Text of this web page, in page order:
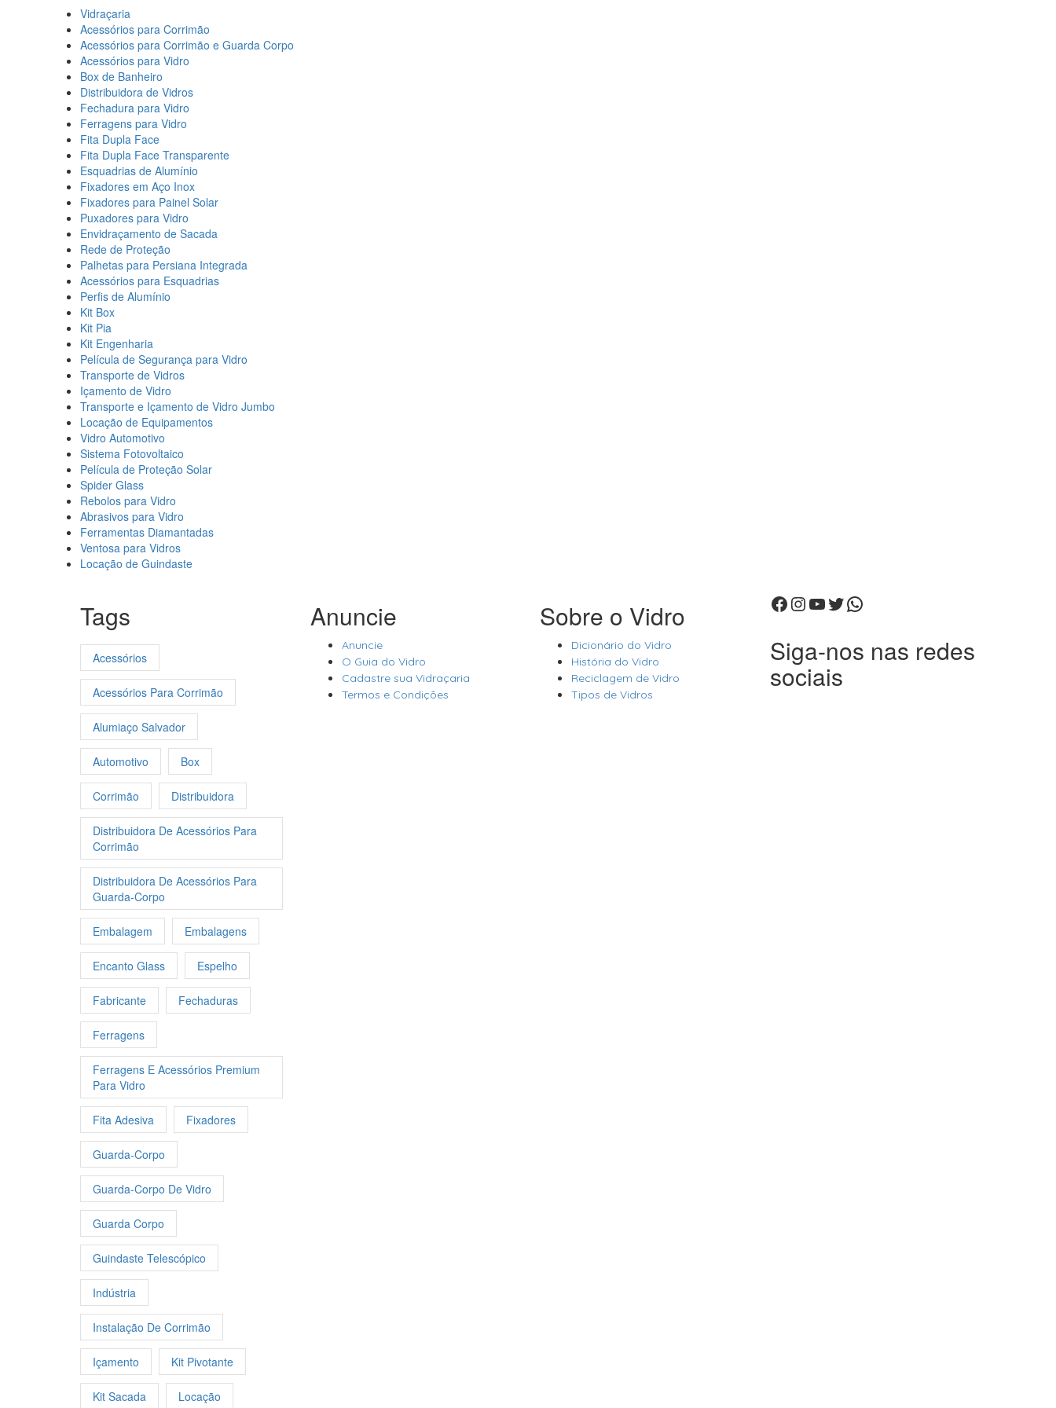
Vidraçaria
Acessórios para Corrimão
Acessórios para Corrimão e Guarda Corpo
Acessórios para Vidro
Box de Banheiro
Distribuidora de Vidros
Fechadura para Vidro
Ferragens para Vidro
Fita Dupla Face
Fita Dupla Face Transparente
Esquadrias de Alumínio
Fixadores em Aço Inox
Fixadores para Painel Solar
Puxadores para Vidro
Envidraçamento de Sacada
Rede de Proteção
Palhetas para Persiana Integrada
Acessórios para Esquadrias
Perfis de Alumínio
Kit Box
Kit Pia
Kit Engenharia
Película de Segurança para Vidro
Transporte de Vidros
Içamento de Vidro
Transporte e Içamento de Vidro Jumbo
Locação de Equipamentos
Vidro Automotivo
Sistema Fotovoltaico
Película de Proteção Solar
Spider Glass
Rebolos para Vidro
Abrasivos para Vidro
Ferramentas Diamantadas
Ventosa para Vidros
Locação de Guindaste
Tags
Acessórios
Acessórios Para Corrimão
Alumiaço Salvador
Automotivo Box
Corrimão Distribuidora
Distribuidora De Acessórios Para
Corrimão
Distribuidora De Acessórios Para
Guarda-Corpo
Embalagem Embalagens
Encanto Glass Espelho
Fabricante Fechaduras
Ferragens
Ferragens E Acessórios Premium
Para Vidro
Fita Adesiva Fixadores
Guarda-Corpo
Guarda-Corpo De Vidro
Guarda Corpo
Guindaste Telescópico
Indústria
Instalação De Corrimão
Içamento Kit Pivotante
Kit Sacada Locação
Anuncie
Anuncie
O Guia do Vidro
Cadastre sua Vidraçaria
Termos e Condições
Sobre o Vidro
Dicionário do Vidro
História do Vidro
Reciclagem de Vidro
Tipos de Vidros
Facebook
Instagram
Youtube
TwitterWhatsApp
Siga-nos nas redes
sociais